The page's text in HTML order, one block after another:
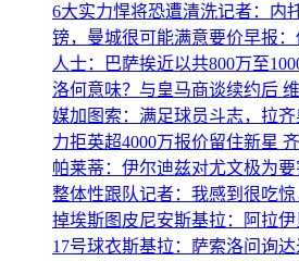
6大实力悍将恐遭清洗记者：内
镑，曼城很可能满意要价早报
人士：巴萨挨近以共800万至
洛何意味？与皇马商谈续约后
媒加图索：满足球员斗志，拉
力拒英超4000万报价留住新星
帕莱蒂：伊尔迪兹对尤文极为
整体性跟队记者：我感到很吃
掉埃斯图皮尼安斯基拉：阿拉
17号球衣斯基拉：萨索洛问询